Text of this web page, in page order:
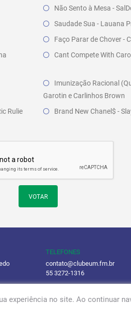
Não Sento à Mesa -
Saudade Sua - Lauana
Faço Parar de Chover -
Cant Compete With
Imunização Racional
Garotin e Carlinhos Brown
Rulie
Brand New Chanel$ -
VOTAR
TELEFONES
contato@clubeum.fm.br
55 3272-1316
experiência no site. Ao continuar